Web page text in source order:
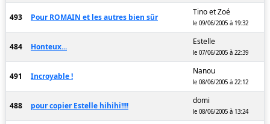
493 Pour ROMAIN et les autres bien sûr
Tino et Zoé
le 09/06/2005 à 19:32
484 Honteux...
Estelle
le 07/06/2005 à 22:39
491 Incroyable !
Nanou
le 08/06/2005 à 22:12
488 pour copier Estelle hihihi!!!!
domi
le 08/06/2005 à 13:24